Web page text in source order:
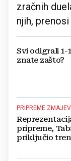
zračnih
njih, prenosi
Svi odigrali 1-
znate zašto?
PRIPREME
pripreme,
priključio